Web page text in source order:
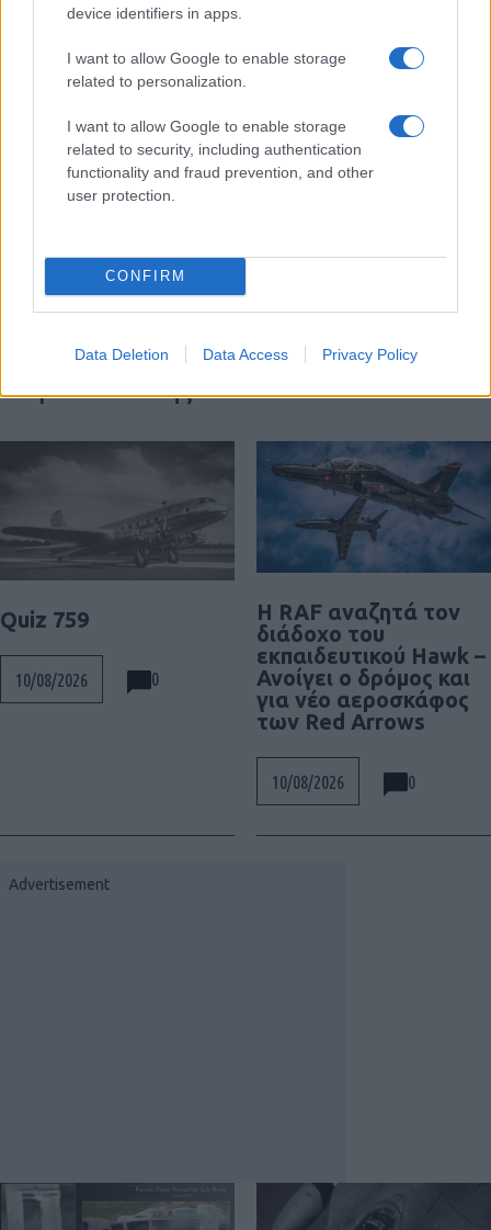
device identifiers in apps.
I want to allow Google to enable storage
related to personalization.
I want to allow Google to enable storage
related to security, including authentication
functionality and fraud prevention, and other
user protection.
CONFIRM
Data Deletion Data Access Privacy Policy
Δύο άγνωστα drones πάνω από
γερμανική βάση υποστήριξης Patriot
Διαβάστε περισσότερα
Διαβάστε επίσης
Quiz 759
10/08/2026 0
Η RAF αναζητά τον
διάδοχο του
εκπαιδευτικού Hawk –
Ανοίγει ο δρόμος και
για νέο αεροσκάφος
των Red Arrows
10/08/2026 0